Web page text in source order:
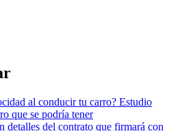
al conducir tu carro? Estudio
que se podría tener
detalles del contrato que firmará con